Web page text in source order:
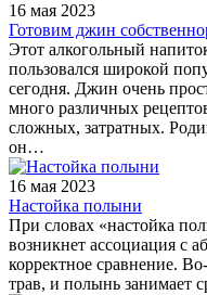
16 мая 2023
Готовим джин
Этот алкогольный
пользовался широкой
сегодня. Джин очень
много различных
сложных, затратных.
он…
16 мая 2023
Настойка полыни
При словах «настойка
возникнет ассоциация с
корректное сравнение.
трав, и полынь занимает